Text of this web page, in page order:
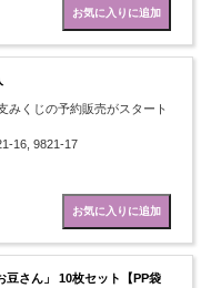
みくじの予約販売がスタート
16, 9821-17
豆さん」 10枚セット【PP袋